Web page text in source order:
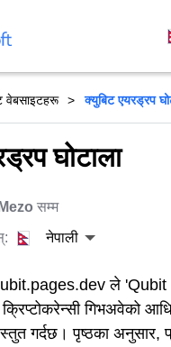
वेबसाइटहरू क्युबिट एयरड्रप
घोटाला
Mezo सम्म
नेपाली
ले 'Qubit
क्रिप्टोकरेन्सी गिभअवेको
गर्दछ। पृष्ठका अनुसार,